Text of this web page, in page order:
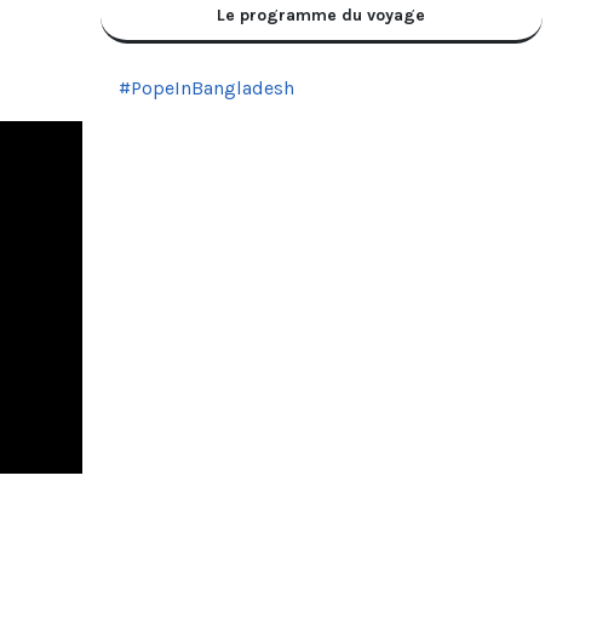
Le programme du voyage
#PopeInBangladesh